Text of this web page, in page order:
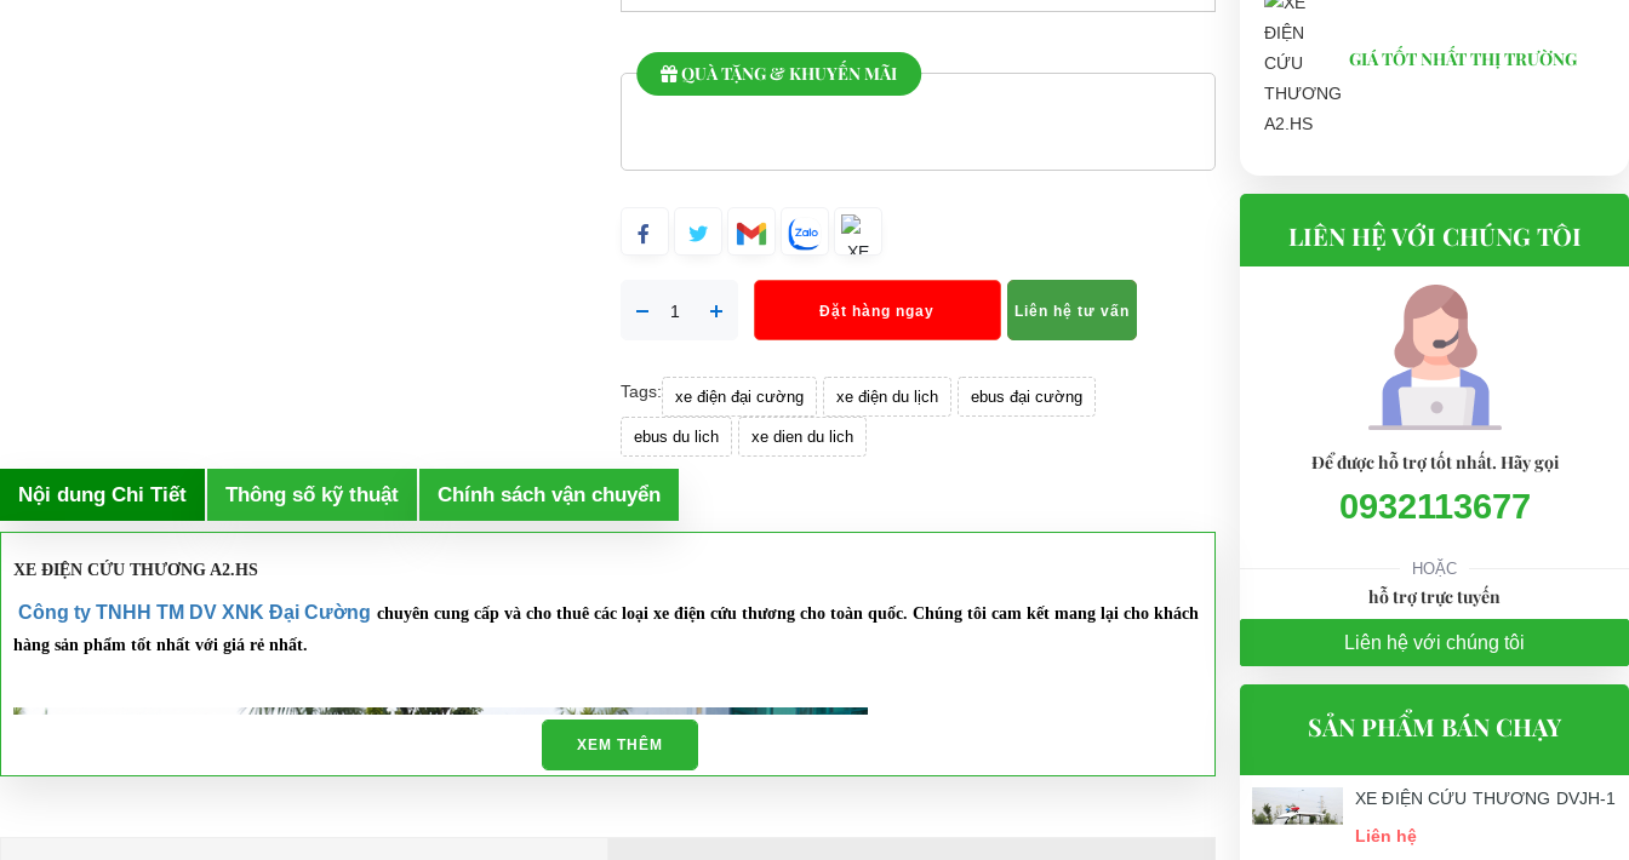
QUÀ TẶNG & KHUYẾN MÃI
Đặt hàng ngay Liên hệ tư vấn
Tags: xe điện đại cường xe điện du lịch ebus đại cường
ebus du lich xe dien du lich
Nội dung Chi Tiết Thông số kỹ thuật Chính sách vận chuyển
XE ĐIỆN CỨU THƯƠNG A2.HS
Công ty TNHH TM DV XNK Đại Cường chuyên cung cấp và cho thuê các loại xe điện cứu thương cho toàn quốc. Chúng tôi cam kết mang lại cho khách
hàng sản phẩm tốt nhất với giá rẻ nhất.
XEM THÊM
GIÁ TỐT NHẤT THỊ TRƯỜNG
LIÊN HỆ VỚI CHÚNG TÔI
Để được hỗ trợ tốt nhất. Hãy gọi
0932113677
HOẶC
hỗ trợ trực tuyến
Liên hệ với chúng tôi
SẢN PHẨM BÁN CHẠY
XE ĐIỆN CỨU THƯƠNG DVJH-1
Liên hệ